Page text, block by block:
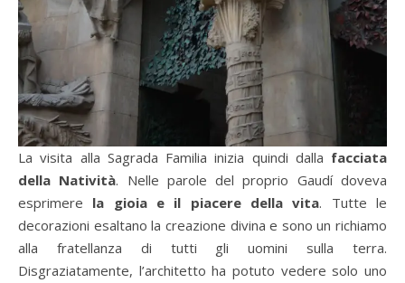
La visita alla Sagrada Familia inizia quindi dalla facciata
della Natività. Nelle parole del proprio Gaudí doveva
esprimere la gioia e il piacere della vita. Tutte le
decorazioni esaltano la creazione divina e sono un richiamo
alla fratellanza di tutti gli uomini sulla terra.
Disgraziatamente, l’architetto ha potuto vedere solo uno